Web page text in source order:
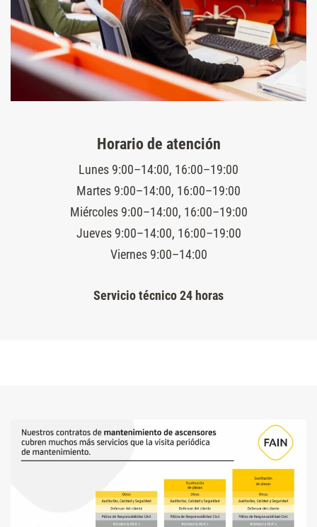
Horario de atención
Lunes 9:00–14:00, 16:00–19:00
Martes 9:00–14:00, 16:00–19:00
Miércoles 9:00–14:00, 16:00–19:00
Jueves 9:00–14:00, 16:00–19:00
Viernes 9:00–14:00
Servicio técnico 24 horas